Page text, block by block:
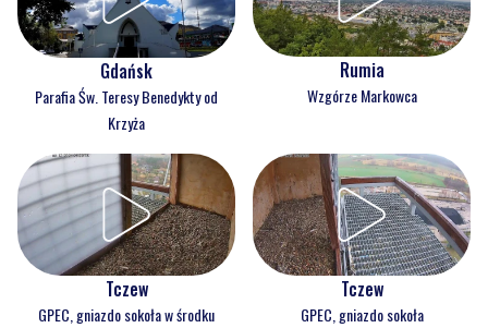
Gdańsk
Parafia Św. Teresy Benedykty od
Krzyża
Rumia
Wzgórze Markowca
Tczew
GPEC, gniazdo sokoła w środku
Tczew
GPEC, gniazdo sokoła